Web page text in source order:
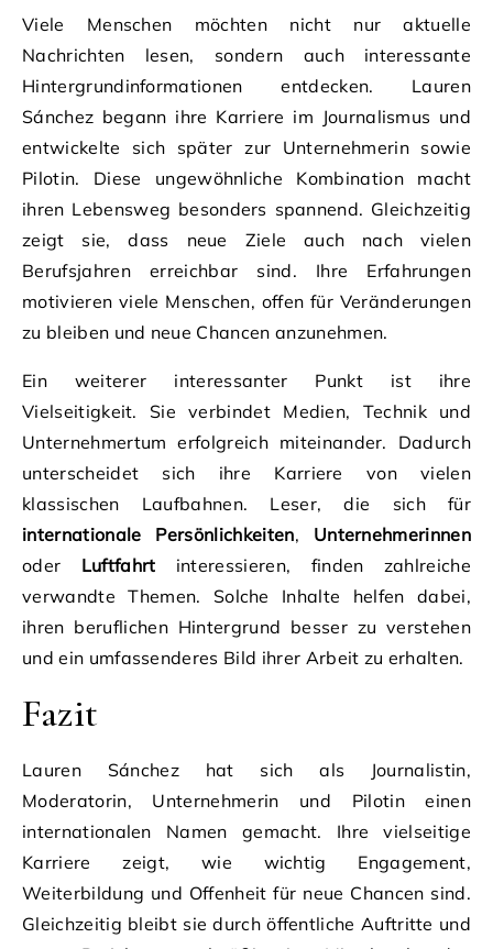
Viele Menschen möchten nicht nur aktuelle
Nachrichten lesen, sondern auch interessante
Hintergrundinformationen entdecken. Lauren
Sánchez begann ihre Karriere im Journalismus und
entwickelte sich später zur Unternehmerin sowie
Pilotin. Diese ungewöhnliche Kombination macht
ihren Lebensweg besonders spannend. Gleichzeitig
zeigt sie, dass neue Ziele auch nach vielen
Berufsjahren erreichbar sind. Ihre Erfahrungen
motivieren viele Menschen, offen für Veränderungen
zu bleiben und neue Chancen anzunehmen.
Ein weiterer interessanter Punkt ist ihre
Vielseitigkeit. Sie verbindet Medien, Technik und
Unternehmertum erfolgreich miteinander. Dadurch
unterscheidet sich ihre Karriere von vielen
klassischen Laufbahnen. Leser, die sich für
internationale Persönlichkeiten, Unternehmerinnen
oder Luftfahrt interessieren, finden zahlreiche
verwandte Themen. Solche Inhalte helfen dabei,
ihren beruflichen Hintergrund besser zu verstehen
und ein umfassenderes Bild ihrer Arbeit zu erhalten.
Fazit
Lauren Sánchez hat sich als Journalistin,
Moderatorin, Unternehmerin und Pilotin einen
internationalen Namen gemacht. Ihre vielseitige
Karriere zeigt, wie wichtig Engagement,
Weiterbildung und Offenheit für neue Chancen sind.
Gleichzeitig bleibt sie durch öffentliche Auftritte und